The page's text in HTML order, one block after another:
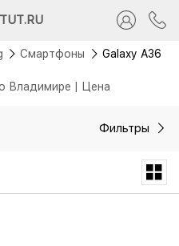
Смартфоны Galaxy A36
Владимире | Цена
Фильтры